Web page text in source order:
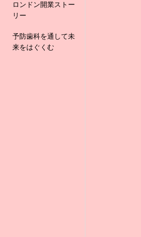
ロンドン開業ストー
リー
予防歯科を通して未
来をはぐくむ